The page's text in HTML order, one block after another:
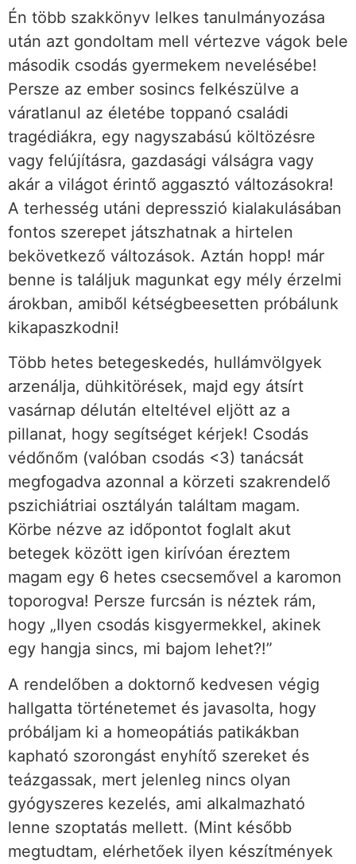
Én több szakkönyv lelkes tanulmányozása
után azt gondoltam mell vértezve vágok bele
második csodás gyermekem nevelésébe!
Persze az ember sosincs felkészülve a
váratlanul az életébe toppanó családi
tragédiákra, egy nagyszabású költözésre
vagy felújításra, gazdasági válságra vagy
akár a világot érintő aggasztó változásokra!
A terhesség utáni depresszió kialakulásában
fontos szerepet játszhatnak a hirtelen
bekövetkező változások. Aztán hopp! már
benne is találjuk magunkat egy mély érzelmi
árokban, amiből kétségbeesetten próbálunk
kikapaszkodni!
Több hetes betegeskedés, hullámvölgyek
arzenálja, dühkitörések, majd egy átsírt
vasárnap délután elteltével eljött az a
pillanat, hogy segítséget kérjek! Csodás
védőnőm (valóban csodás <3) tanácsát
megfogadva azonnal a körzeti szakrendelő
pszichiátriai osztályán találtam magam.
Körbe nézve az időpontot foglalt akut
betegek között igen kirívóan éreztem
magam egy 6 hetes csecsemővel a karomon
toporogva! Persze furcsán is néztek rám,
hogy „Ilyen csodás kisgyermekkel, akinek
egy hangja sincs, mi bajom lehet?!”
A rendelőben a doktornő kedvesen végig
hallgatta történetemet és javasolta, hogy
próbáljam ki a homeopátiás patikákban
kapható szorongást enyhítő szereket és
teázgassak, mert jelenleg nincs olyan
gyógyszeres kezelés, ami alkalmazható
lenne szoptatás mellett. (Mint később
megtudtam, elérhetőek ilyen készítmények